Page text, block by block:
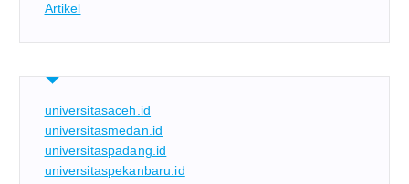
Artikel
universitasaceh.id
universitasmedan.id
universitaspadang.id
universitaspekanbaru.id